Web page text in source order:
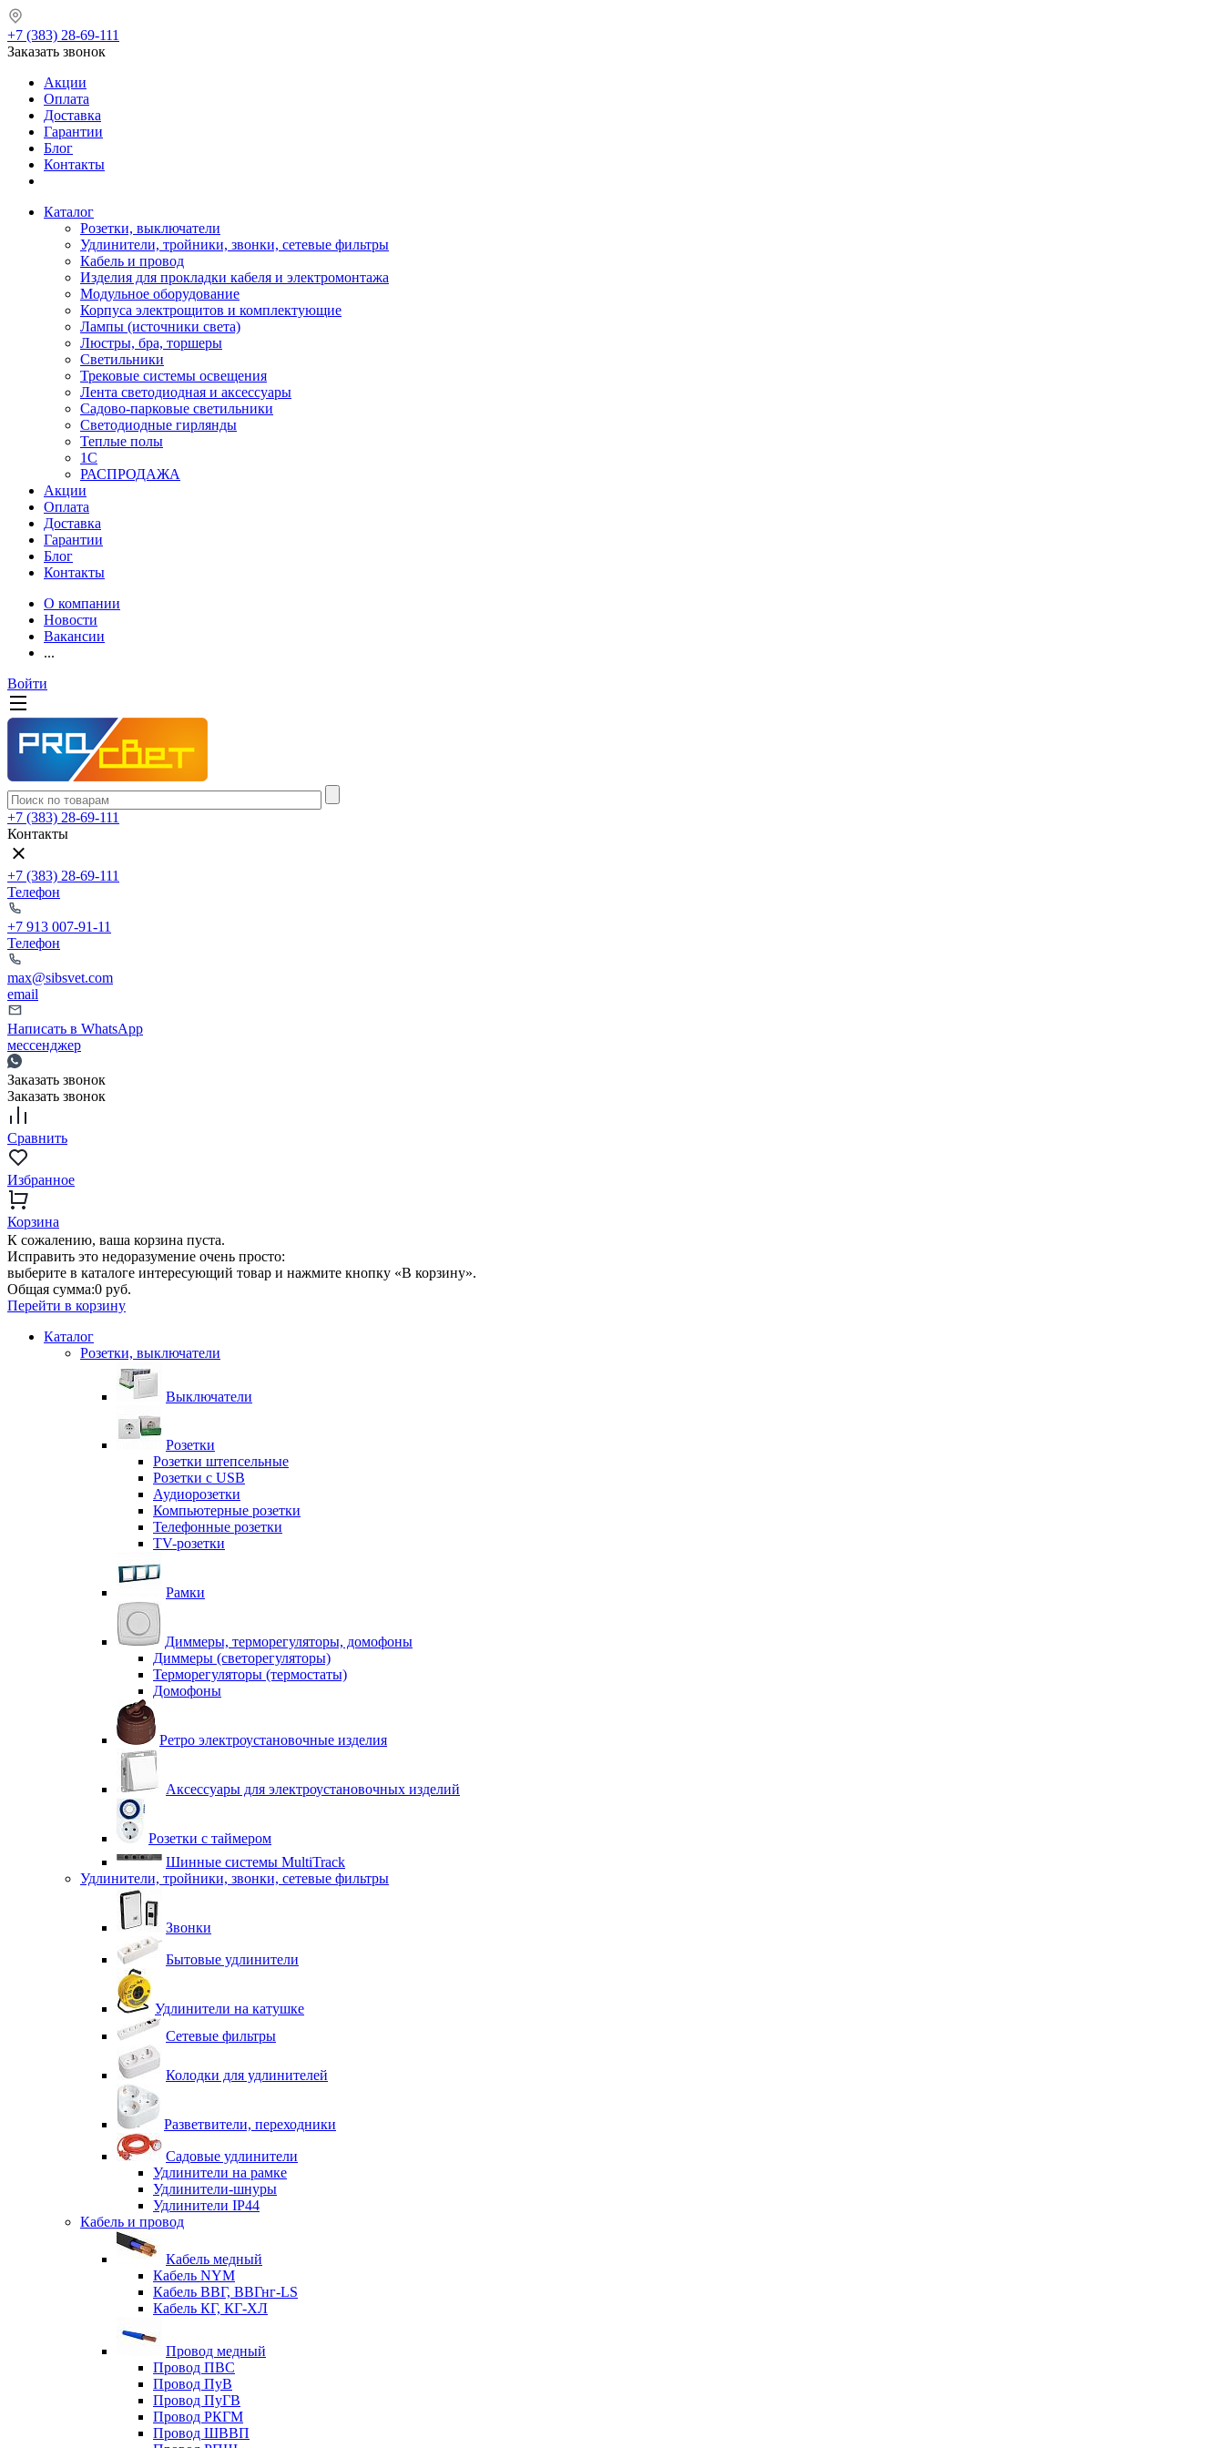
+7 (383) 28-69-111
Заказать звонок
Акции
Оплата
Доставка
Гарантии
Блог
Контакты
Каталог
Розетки, выключатели
Удлинители, тройники, звонки, сетевые фильтры
Кабель и провод
Изделия для прокладки кабеля и электромонтажа
Модульное оборудование
Корпуса электрощитов и комплектующие
Лампы (источники света)
Люстры, бра, торшеры
Светильники
Трековые системы освещения
Лента светодиодная и аксессуары
Садово-парковые светильники
Светодиодные гирлянды
Теплые полы
1С
РАСПРОДАЖА
Акции
Оплата
Доставка
Гарантии
Блог
Контакты
О компании
Новости
Вакансии
...
Войти
+7 (383) 28-69-111
Контакты
+7 (383) 28-69-111
Телефон
+7 913 007-91-11
Телефон
max@sibsvet.com
email
Написать в WhatsApp
мессенджер
Заказать звонок
Заказать звонок
Сравнить
Избранное
Корзина
К сожалению, ваша корзина пуста.
Исправить это недоразумение очень просто:
выберите в каталоге интересующий товар и нажмите кнопку «В корзину».
Общая сумма:0 руб.
Перейти в корзину
Каталог
Розетки, выключатели
Выключатели
Розетки
Розетки штепсельные
Розетки с USB
Аудиорозетки
Компьютерные розетки
Телефонные розетки
TV-розетки
Рамки
Диммеры, терморегуляторы, домофоны
Диммеры (светорегуляторы)
Терморегуляторы (термостаты)
Домофоны
Ретро электроустановочные изделия
Аксессуары для электроустановочных изделий
Розетки с таймером
Шинные системы MultiTrack
Удлинители, тройники, звонки, сетевые фильтры
Звонки
Бытовые удлинители
Удлинители на катушке
Сетевые фильтры
Колодки для удлинителей
Разветвители, переходники
Садовые удлинители
Удлинители на рамке
Удлинители-шнуры
Удлинители IP44
Кабель и провод
Кабель медный
Кабель NYM
Кабель ВВГ, ВВГнг-LS
Кабель КГ, КГ-ХЛ
Провод медный
Провод ПВС
Провод ПуВ
Провод ПуГВ
Провод РКГМ
Провод ШВВП